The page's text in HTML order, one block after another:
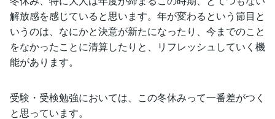
解放感を感じていると思います。年が変わるという節目と
いうのは、なにかと決意が新たになったり、今までのこと
をなかったことに清算したりと、リフレッシュしていく機
能があります。
受験・受検勉強においては、この冬休みって一番差がつく
と思っています。